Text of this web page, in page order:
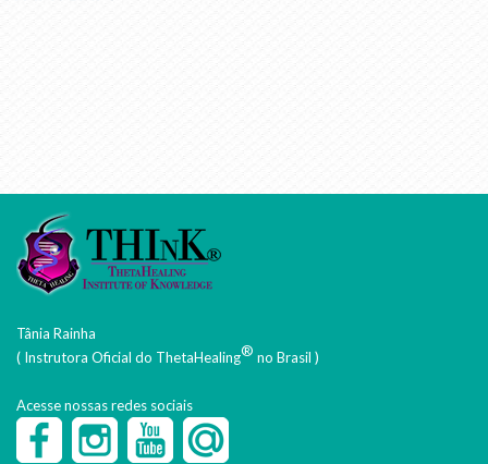
Tânia Rainha
( Instrutora Oficial do ThetaHealing® no Brasil )
Acesse nossas redes sociais